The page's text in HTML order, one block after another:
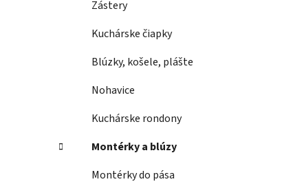
Zástery
Kuchárske čiapky
Blúzky, košele, plášte
Nohavice
Kuchárske rondony
Montérky a blúzy
Montérky do pása